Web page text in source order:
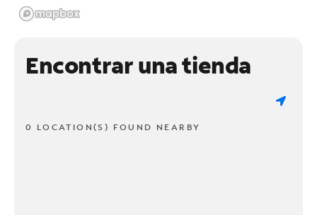
Encontrar una tienda
0 LOCATION(S) FOUND NEARBY